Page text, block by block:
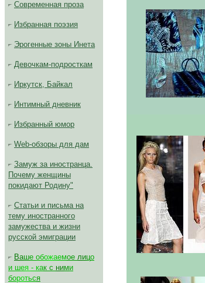
Современная проза
Избранная поэзия
Эрогенные зоны Инета
Девочкам-подросткам
Иркутск, Байкал
Интимный дневник
Избранный юмор
Web-обзоры для дам
Замуж за иностранца.
Почему женщины
покидают Родину"
Статьи и письма на
тему иностранного
замужества и жизни
русской эмиграции
Ваше обожаемое лицо
и шея - как с ними
бороться